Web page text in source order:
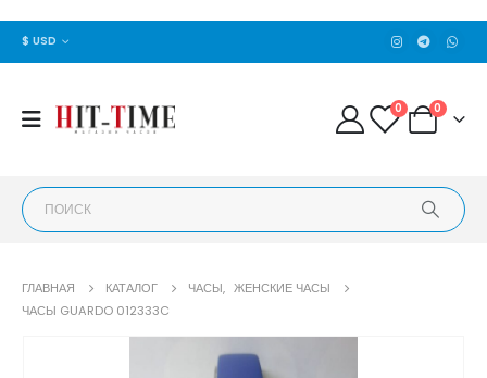
$ USD
0 0
ГЛАВНАЯ КАТАЛОГ ЧАСЫ, ЖЕНСКИЕ ЧАСЫ
ЧАСЫ GUARDO 012333C